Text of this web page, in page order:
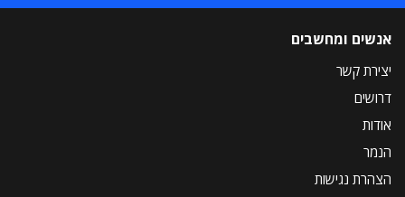
אנשים ומחשבים
יצירת קשר
דרושים
אודות
הנמר
הצהרת נגישות